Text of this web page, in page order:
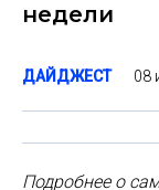
недели
ДАЙДЖЕСТ 08
Подробнее о